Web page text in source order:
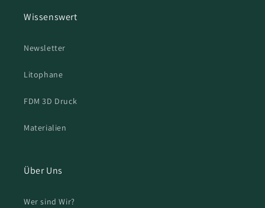
Wissenswert
Newsletter
Litophane
FDM 3D Druck
Materialien
Über Uns
Wer sind Wir?